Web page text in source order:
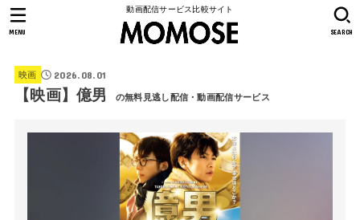
動画配信サービス比較サイト
SEARCH
MENU
映画 2026.08.01
【映画】億男 の無料見逃し配信・動画配信サービス